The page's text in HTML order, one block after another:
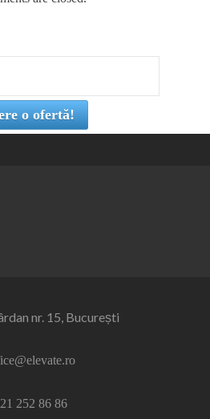
o ofertă!
nr. 15, București
252 86 86